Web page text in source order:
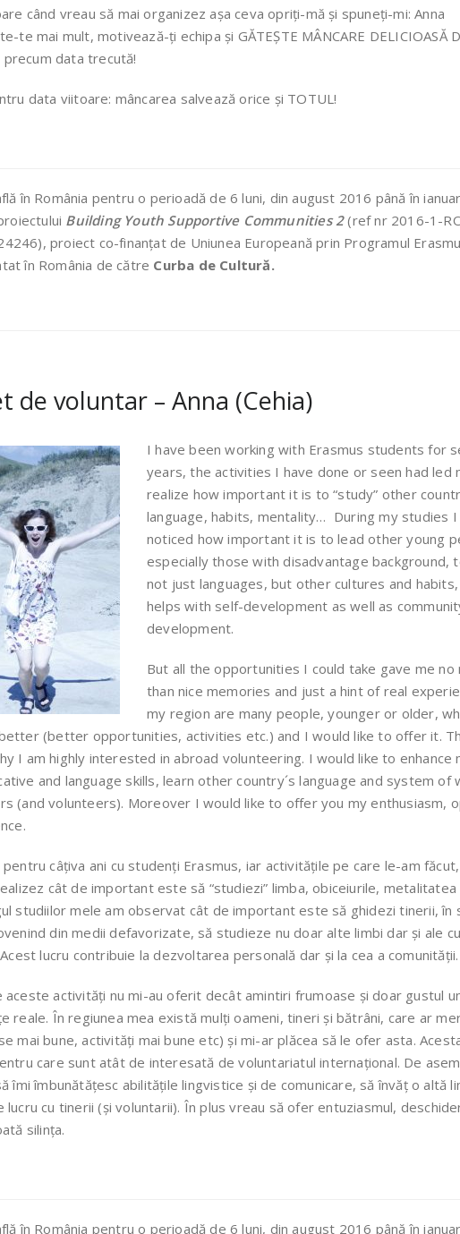
când vreau să mai organizez așa ceva opriți-mă și spuneți-mi: Anna
te mai mult, motivează-ți echipa și GĂTEȘTE MÂNCARE DELICIOASĂ
precum data trecută!
data viitoare: mâncarea salvează orice și TOTUL!
în România pentru o perioadă de 6 luni, din august 2016 până în
Building Youth Supportive Communities 2(ref nr 2016-1-
proiect co-finanțat de Uniunea Europeană prin Programul
în România de către Curba de Cultură.
de voluntar – Anna (Cehia)
I have been working with Erasmus students for
years, the activities I have done or seen had led
realize how important it is to “study” other
language, habits, mentality… During my studies I
noticed how important it is to lead other young
especially those with disadvantage background,
not just languages, but other cultures and
helps with self-development as well as
development.
But all the opportunities I could take gave me no
than nice memories and just a hint of real
my region are many people, younger or older,
(better opportunities, activities etc.) and I would like to offer it.
I am highly interested in abroad volunteering. I would like to enhance
and language skills, learn other country´s language and system of
(and volunteers). Moreover I would like to offer you my enthusiasm,
pentru câțiva ani cu studenți Erasmus, iar activitățile pe care le-am
cât de important este să “studiezi” limba, obiceiurile,
studiilor mele am observat cât de important este să ghidezi tinerii, în
din medii defavorizate, să studieze nu doar alte limbi dar și ale
lucru contribuie la dezvoltarea personală dar și la cea a comunității.
aceste activități nu mi-au oferit decât amintiri frumoase și doar gustul
reale. În regiunea mea există mulți oameni, tineri și bătrâni, care ar
mai bune, activități mai bune etc) și mi-ar plăcea să le ofer asta.
care sunt atât de interesată de voluntariatul internațional. De
îmi îmbunătățesc abilitățile lingvistice și de comunicare, să învăț o altă
lucru cu tinerii (și voluntarii). În plus vreau să ofer entuziasmul,
silința.
în România pentru o perioadă de 6 luni, din august 2016 până în